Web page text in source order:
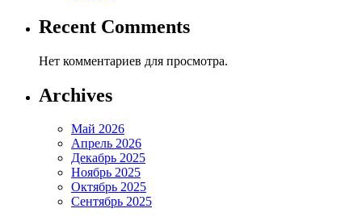
Recent Comments
Нет комментариев для просмотра.
Archives
Май 2026
Апрель 2026
Декабрь 2025
Ноябрь 2025
Октябрь 2025
Сентябрь 2025